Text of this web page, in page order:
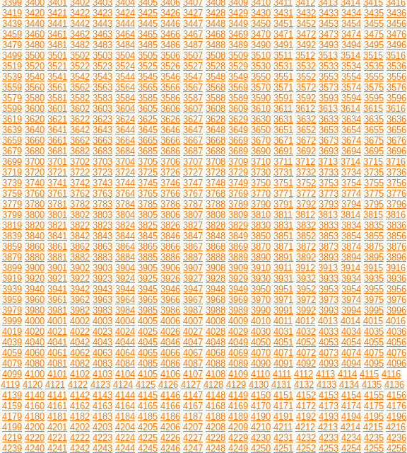
3399 3400 3401 3402 3403 3404 3405 3406 3407 3408 3409 3410 3411 3412 3413 3414 3415 3416
3419 3420 3421 3422 3423 3424 3425 3426 3427 3428 3429 3430 3431 3432 3433 3434 3435 3436
3439 3440 3441 3442 3443 3444 3445 3446 3447 3448 3449 3450 3451 3452 3453 3454 3455 3456
3459 3460 3461 3462 3463 3464 3465 3466 3467 3468 3469 3470 3471 3472 3473 3474 3475 3476
3479 3480 3481 3482 3483 3484 3485 3486 3487 3488 3489 3490 3491 3492 3493 3494 3495 3496
3499 3500 3501 3502 3503 3504 3505 3506 3507 3508 3509 3510 3511 3512 3513 3514 3515 3516
3519 3520 3521 3522 3523 3524 3525 3526 3527 3528 3529 3530 3531 3532 3533 3534 3535 3536
3539 3540 3541 3542 3543 3544 3545 3546 3547 3548 3549 3550 3551 3552 3553 3554 3555 3556
3559 3560 3561 3562 3563 3564 3565 3566 3567 3568 3569 3570 3571 3572 3573 3574 3575 3576
3579 3580 3581 3582 3583 3584 3585 3586 3587 3588 3589 3590 3591 3592 3593 3594 3595 3596
3599 3600 3601 3602 3603 3604 3605 3606 3607 3608 3609 3610 3611 3612 3613 3614 3615 3616
3619 3620 3621 3622 3623 3624 3625 3626 3627 3628 3629 3630 3631 3632 3633 3634 3635 3636
3639 3640 3641 3642 3643 3644 3645 3646 3647 3648 3649 3650 3651 3652 3653 3654 3655 3656
3659 3660 3661 3662 3663 3664 3665 3666 3667 3668 3669 3670 3671 3672 3673 3674 3675 3676
3679 3680 3681 3682 3683 3684 3685 3686 3687 3688 3689 3690 3691 3692 3693 3694 3695 3696
3699 3700 3701 3702 3703 3704 3705 3706 3707 3708 3709 3710 3711 3712 3713 3714 3715 3716
3719 3720 3721 3722 3723 3724 3725 3726 3727 3728 3729 3730 3731 3732 3733 3734 3735 3736
3739 3740 3741 3742 3743 3744 3745 3746 3747 3748 3749 3750 3751 3752 3753 3754 3755 3756
3759 3760 3761 3762 3763 3764 3765 3766 3767 3768 3769 3770 3771 3772 3773 3774 3775 3776
3779 3780 3781 3782 3783 3784 3785 3786 3787 3788 3789 3790 3791 3792 3793 3794 3795 3796
3799 3800 3801 3802 3803 3804 3805 3806 3807 3808 3809 3810 3811 3812 3813 3814 3815 3816
3819 3820 3821 3822 3823 3824 3825 3826 3827 3828 3829 3830 3831 3832 3833 3834 3835 3836
3839 3840 3841 3842 3843 3844 3845 3846 3847 3848 3849 3850 3851 3852 3853 3854 3855 3856
3859 3860 3861 3862 3863 3864 3865 3866 3867 3868 3869 3870 3871 3872 3873 3874 3875 3876
3879 3880 3881 3882 3883 3884 3885 3886 3887 3888 3889 3890 3891 3892 3893 3894 3895 3896
3899 3900 3901 3902 3903 3904 3905 3906 3907 3908 3909 3910 3911 3912 3913 3914 3915 3916
3919 3920 3921 3922 3923 3924 3925 3926 3927 3928 3929 3930 3931 3932 3933 3934 3935 3936
3939 3940 3941 3942 3943 3944 3945 3946 3947 3948 3949 3950 3951 3952 3953 3954 3955 3956
3959 3960 3961 3962 3963 3964 3965 3966 3967 3968 3969 3970 3971 3972 3973 3974 3975 3976
3979 3980 3981 3982 3983 3984 3985 3986 3987 3988 3989 3990 3991 3992 3993 3994 3995 3996
3999 4000 4001 4002 4003 4004 4005 4006 4007 4008 4009 4010 4011 4012 4013 4014 4015 4016
4019 4020 4021 4022 4023 4024 4025 4026 4027 4028 4029 4030 4031 4032 4033 4034 4035 4036
4039 4040 4041 4042 4043 4044 4045 4046 4047 4048 4049 4050 4051 4052 4053 4054 4055 4056
4059 4060 4061 4062 4063 4064 4065 4066 4067 4068 4069 4070 4071 4072 4073 4074 4075 4076
4079 4080 4081 4082 4083 4084 4085 4086 4087 4088 4089 4090 4091 4092 4093 4094 4095 4096
4099 4100 4101 4102 4103 4104 4105 4106 4107 4108 4109 4110 4111 4112 4113 4114 4115 4116
4119 4120 4121 4122 4123 4124 4125 4126 4127 4128 4129 4130 4131 4132 4133 4134 4135 4136
4139 4140 4141 4142 4143 4144 4145 4146 4147 4148 4149 4150 4151 4152 4153 4154 4155 4156
4159 4160 4161 4162 4163 4164 4165 4166 4167 4168 4169 4170 4171 4172 4173 4174 4175 4176
4179 4180 4181 4182 4183 4184 4185 4186 4187 4188 4189 4190 4191 4192 4193 4194 4195 4196
4199 4200 4201 4202 4203 4204 4205 4206 4207 4208 4209 4210 4211 4212 4213 4214 4215 4216
4219 4220 4221 4222 4223 4224 4225 4226 4227 4228 4229 4230 4231 4232 4233 4234 4235 4236
4239 4240 4241 4242 4243 4244 4245 4246 4247 4248 4249 4250 4251 4252 4253 4254 4255 4256